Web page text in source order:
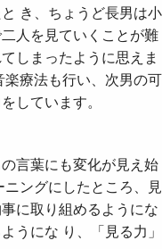
き、ちょうど長男は小
人を見ていくことが難
しまったように思えま
楽療法も行い、次男の可
しています。
言葉にも変化が見え始
ングにしたところ、見
に取り組めるようにな
うにな り、「見る力」